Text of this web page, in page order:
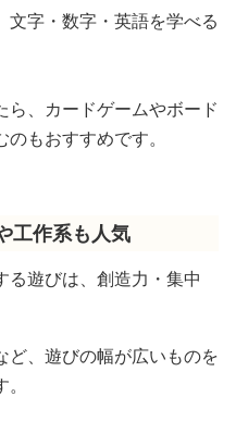
字・数字・英語を学べる
、カードゲームやボード
もおすすめです。
工作系も人気
る遊びは、創造力・集中
ど、遊びの幅が広いものを